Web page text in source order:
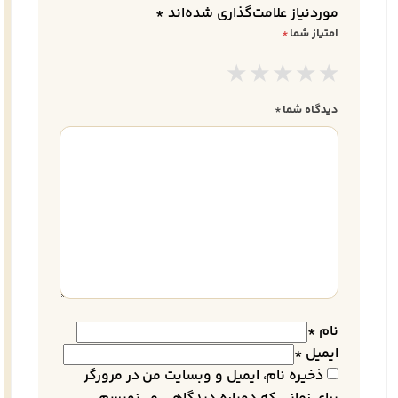
موردنیاز علامت‌گذاری شده‌اند *
امتیاز شما*
دیدگاه شما*
نام *
ایمیل *
ذخیره نام، ایمیل و وبسایت من در مرورگر